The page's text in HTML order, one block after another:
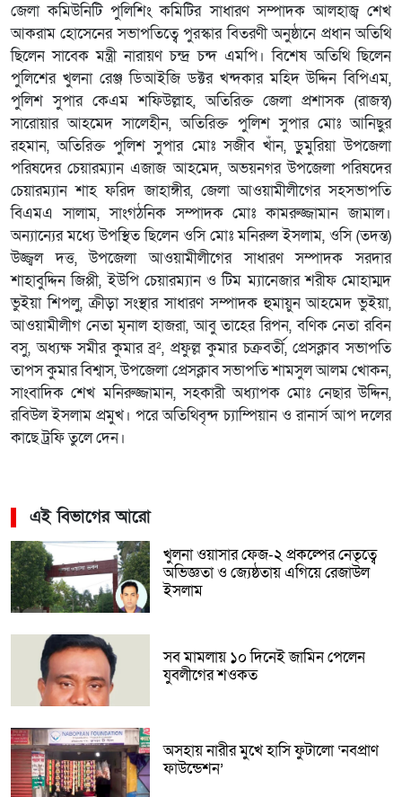
জেলা কমিউনিটি পুলিশিং কমিটির সাধারণ সম্পাদক আলহাজ্ব শেখ
আকরাম হোসেনের সভাপতিত্বে পুরস্কার বিতরণী অনুষ্ঠানে প্রধান অতিথি
ছিলেন সাবেক মন্ত্রী নারায়ণ চন্দ্র চন্দ এমপি। বিশেষ অতিথি ছিলেন
পুলিশের খুলনা রেঞ্জ ডিআইজি ডক্টর খন্দকার মহিদ উদ্দিন বিপিএম,
পুলিশ সুপার কেএম শফিউল্লাহ, অতিরিক্ত জেলা প্রশাসক (রাজস্ব)
সারোয়ার আহমেদ সালেহীন, অতিরিক্ত পুলিশ সুপার মোঃ আনিছুর
রহমান, অতিরিক্ত পুলিশ সুপার মোঃ সজীব খাঁন, ডুুমুরিয়া উপজেলা
পরিষদের চেয়ারম্যান এজাজ আহমেদ, অভয়নগর উপজেলা পরিষদের
চেয়ারম্যান শাহ ফরিদ জাহাঙ্গীর, জেলা আওয়ামীলীগের সহসভাপতি
বিএমএ সালাম, সাংগঠনিক সম্পাদক মোঃ কামরুজ্জামান জামাল।
অন্যান্যের মধ্যে উপস্থিত ছিলেন ওসি মোঃ মনিরুল ইসলাম, ওসি (তদন্ত)
উজ্জ্বল দত্ত, উপজেলা আওয়ামীলীগের সাধারণ সম্পাদক সরদার
শাহাবুদ্দিন জিপ্পী, ইউপি চেয়ারম্যান ও টিম ম্যানেজার শরীফ মোহাম্মদ
ভুইয়া শিপলু, ক্রীড়া সংস্থার সাধারণ সম্পাদক হুমায়ুন আহমেদ ভুইয়া,
আওয়ামীলীগ নেতা মৃনাল হাজরা, আবু তাহের রিপন, বণিক নেতা রবিন
বসু, অধ্যক্ষ সমীর কুমার ব্র², প্রফুল্ল কুমার চক্রবর্তী, প্রেসক্লাব সভাপতি
তাপস কুমার বিশ্বাস, উপজেলা প্রেসক্লাব সভাপতি শামসুল আলম খোকন,
সাংবাদিক শেখ মনিরুজ্জামান, সহকারী অধ্যাপক মোঃ নেছার উদ্দিন,
রবিউল ইসলাম প্রমুখ। পরে অতিথিবৃন্দ চ্যাম্পিয়ান ও রানার্স আপ দলের
কাছে ট্রফি তুলে দেন।
এই বিভাগের আরো
খুলনা ওয়াসার ফেজ-২ প্রকল্পের নেতৃত্বে
অভিজ্ঞতা ও জ্যেষ্ঠতায় এগিয়ে রেজাউল
ইসলাম
সব মামলায় ১০ দিনেই জামিন পেলেন
যুবলীগের শওকত
অসহায় নারীর মুখে হাসি ফুটালো ‘নবপ্রাণ
ফাউন্ডেশন’